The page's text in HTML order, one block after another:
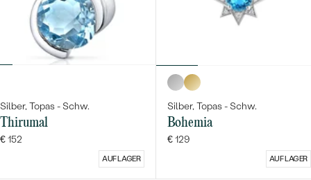
Silber, Topas - Schw.
Thirumal
€ 152
AUF LAGER
Silber, Topas - Schw.
Bohemia
€ 129
AUF LAGER